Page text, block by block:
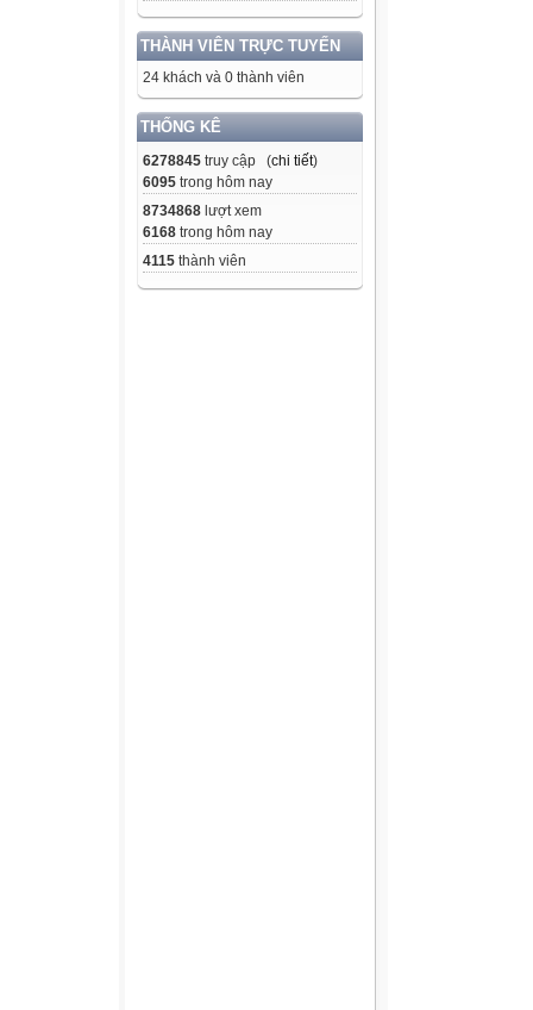
THÀNH VIÊN TRỰC TUYẾN
24 khách và 0 thành viên
THỐNG KÊ
6278845 truy cập (chi tiết)
6095 trong hôm nay
8734868 lượt xem
6168 trong hôm nay
4115 thành viên